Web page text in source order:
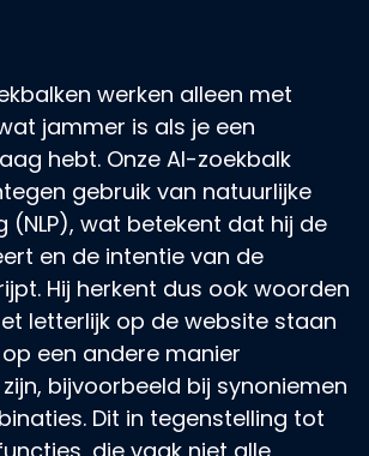
werken alleen met
jammer is als je een
hebt. Onze AI-zoekbalk
gebruik van natuurlijke
(NLP), wat betekent dat hij de
en de intentie van de
Hij herkent dus ook woorden
letterlijk op de website staan
een andere manier
bijvoorbeeld bij synoniemen
Dit in tegenstelling tot